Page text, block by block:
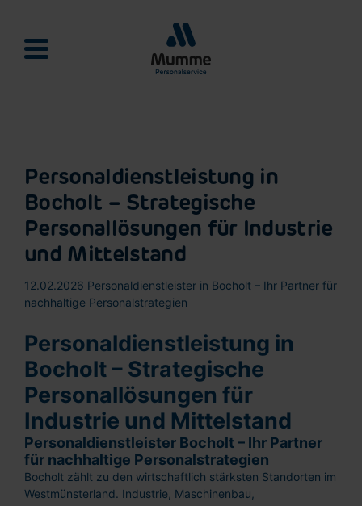
Mumme Personalservie
Personaldienstleistung in
Bocholt – Strategische
Personallösungen für Industrie
und Mittelstand
12.02.2026 Personaldienstleister in Bocholt – Ihr Partner für
nachhaltige Personalstrategien
Personaldienstleistung in
Bocholt – Strategische
Personallösungen für
Industrie und Mittelstand
Personaldienstleister Bocholt – Ihr Partner
für nachhaltige Personalstrategien
Bocholt zählt zu den wirtschaftlich stärksten Standorten im
Westmünsterland. Industrie, Maschinenbau,